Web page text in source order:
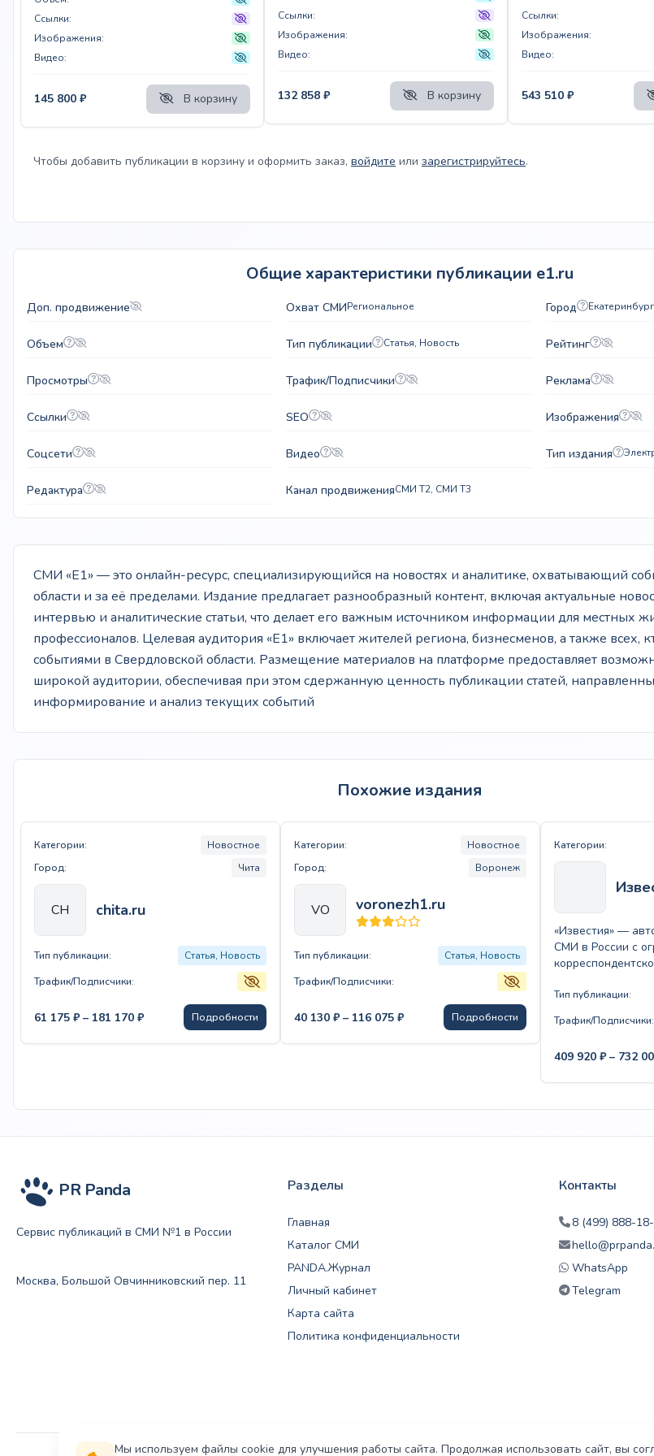
Ссылки:
Изображения:
Видео:
145 800 ₽ В корзину
Ссылки:
Изображения:
Видео:
132 858 ₽ В корзину
Ссылки:
Изображения:
Видео:
543 510 ₽
Чтобы добавить публикации в корзину и оформить заказ, войдите или зарегистрируйтесь.
Общие характеристики публикации e1.ru
Доп. продвижение Охват СМИРегиональное Город Екатеринбург
Объем Тип публикации Статья, Новость Рейтинг
Просмотры Трафик/Подписчики Реклама
Ссылки SEO Изображения
Соцсети Видео Тип издания
Редактура Канал продвиженияСМИ T2, СМИ T3
СМИ «E1» — это онлайн-ресурс, специализирующийся на новостях и аналитике, охватывающий
области и за её пределами. Издание предлагает разнообразный контент, включая актуальные
интервью и аналитические статьи, что делает его важным источником информации для местных
профессионалов. Целевая аудитория «E1» включает жителей региона, бизнесменов, а также всех,
событиями в Свердловской области. Размещение материалов на платформе предоставляет
широкой аудитории, обеспечивая при этом сдержанную ценность публикации статей,
информирование и анализ текущих событий
Похожие издания
Категории:
Новостное
Город:
Чита
CH chita.ru
Тип публикации:
Статья, Новость
Трафик/Подписчики:
61 175 ₽ – 181 170 ₽Диапазон
61
170 ₽
Подробности
Категории:
Новостное
Город:
Воронеж
VO voronezh1.ru
Тип публикации:
Статья, Новость
Трафик/Подписчики:
40 130 ₽ – 116 075 ₽Диапазон
40
075 ₽
Подробности
Категории:
«Известия» —
СМИ в России с
Тип публикации:
Трафик/Подписчики:
409 920 ₽ – 732
PR Panda
Сервис публикаций в СМИ №1 в России
Москва, Большой Овчинниковский пер. 11
Разделы
Главная
Каталог СМИ
PANDA.Журнал
Личный кабинет
Карта сайта
Политика конфиденциальности
Контакты
8 (499) 888-
WhatsApp
Telegram
Мы используем файлы cookie для улучшения работы сайта. Продолжая использовать сайт, вы